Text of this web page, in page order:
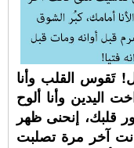
تَقوس القلب وأنا
اليدين وأنا ألوح
قلبك، إنحنى ظهر
آخر مرة تصلبت